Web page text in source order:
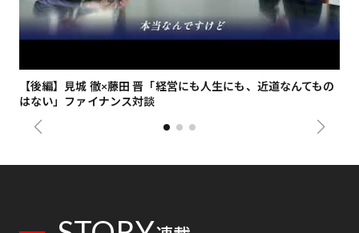
【後編】見城 徹×藤田 晋「経営にも人生にも、近道なんてもの
はない」ファイナンス対談